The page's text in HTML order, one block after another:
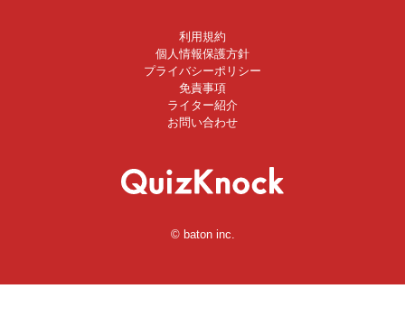
利用規約
個人情報保護方針
プライバシーポリシー
免責事項
ライター紹介
お問い合わせ
© baton inc.